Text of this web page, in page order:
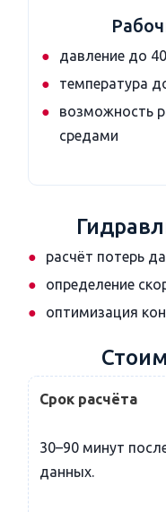
давление до
температура
возможность
средами
расчёт потерь
определение
оптимизация
Срок расчёта
30–90 минут
данных.